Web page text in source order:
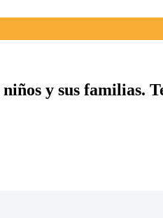
y sus familias.